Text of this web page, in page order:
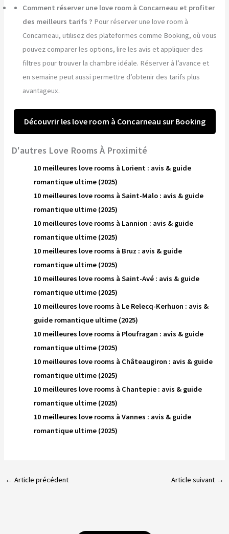
Comment réserver une love room à Concarneau et profiter
des meilleurs tarifs ? Pour réserver une love room à
Concarneau, utilisez des plateformes comme Booking, où vous
pouvez comparer les options, lire les avis et appliquer des
filtres pour trouver la chambre idéale. Réserver à l’avance et
en semaine peut aussi permettre d’obtenir des tarifs plus
avantageux.
Découvrir les love room à Concarneau sur Booking
D'autres Love Rooms À Proximité
10 meilleures love rooms à Lorient : avis & guide
romantique ultime (2025)
10 meilleures love rooms à Saint-Malo : avis & guide
romantique ultime (2025)
10 meilleures love rooms à Lannion : avis & guide
romantique ultime (2025)
10 meilleures love rooms à Bruz : avis & guide
romantique ultime (2025)
10 meilleures love rooms à Saint-Avé : avis & guide
romantique ultime (2025)
10 meilleures love rooms à Le Relecq-Kerhuon : avis &
guide romantique ultime (2025)
10 meilleures love rooms à Ploufragan : avis & guide
romantique ultime (2025)
10 meilleures love rooms à Châteaugiron : avis & guide
romantique ultime (2025)
10 meilleures love rooms à Chantepie : avis & guide
romantique ultime (2025)
10 meilleures love rooms à Vannes : avis & guide
romantique ultime (2025)
← Article précédent Article suivant →